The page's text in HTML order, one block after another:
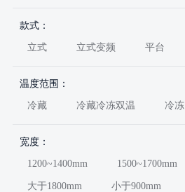
款式：
立式 立式变频 平台
温度范围：
冷藏 冷藏冷冻双温 冷冻
宽度：
1200~1400mm 1500~1700mm
大于1800mm 小于900mm